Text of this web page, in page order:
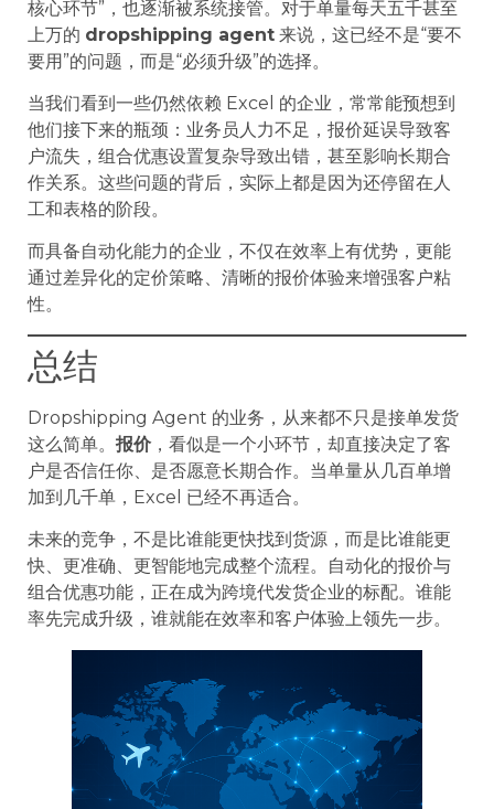
核心环节”，也逐渐被系统接管。对于单量每天五千甚至
上万的 dropshipping agent 来说，这已经不是“要不
要用”的问题，而是“必须升级”的选择。
当我们看到一些仍然依赖 Excel 的企业，常常能预想到
他们接下来的瓶颈：业务员人力不足，报价延误导致客
户流失，组合优惠设置复杂导致出错，甚至影响长期合
作关系。这些问题的背后，实际上都是因为还停留在人
工和表格的阶段。
而具备自动化能力的企业，不仅在效率上有优势，更能
通过差异化的定价策略、清晰的报价体验来增强客户粘
性。
总结
Dropshipping Agent 的业务，从来都不只是接单发货
这么简单。 报价，看似是一个小环节，却直接决定了客
户是否信任你、是否愿意长期合作。当单量从几百单增
加到几千单，Excel 已经不再适合。
未来的竞争，不是比谁能更快找到货源，而是比谁能更
快、更准确、更智能地完成整个流程。自动化的报价与
组合优惠功能，正在成为跨境代发货企业的标配。谁能
率先完成升级，谁就能在效率和客户体验上领先一步。